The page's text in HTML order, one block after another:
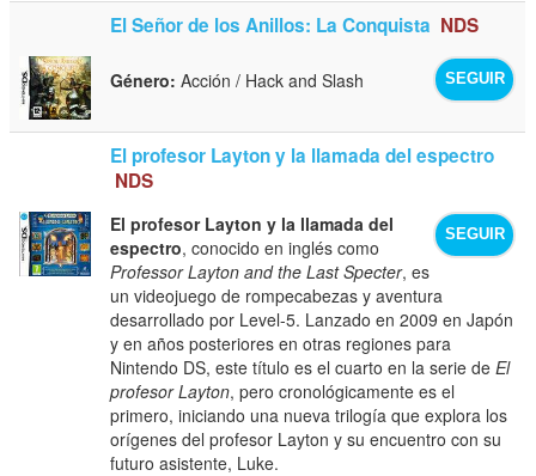
El Señor de los Anillos: La Conquista NDS
SEGUIR
Género: Acción / Hack and Slash
El profesor Layton y la llamada del espectro
NDS
SEGUIR
El profesor Layton y la llamada del
espectro, conocido en inglés como
Professor Layton and the Last Specter, es
un videojuego de rompecabezas y aventura
desarrollado por Level-5. Lanzado en 2009 en Japón
y en años posteriores en otras regiones para
Nintendo DS, este título es el cuarto en la serie deEl
profesor Layton, pero cronológicamente es el
primero, iniciando una nueva trilogía que explora los
orígenes del profesor Layton y su encuentro con su
futuro asistente, Luke.